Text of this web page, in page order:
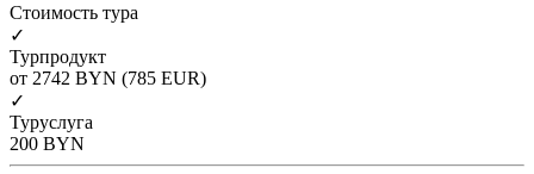
Cтоимость тура
✓
Турпродукт
от 2742 BYN (785 EUR)
✓
Туруслуга
200 BYN